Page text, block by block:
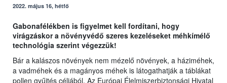
2022. május 16, hétfő
Gabonafélékben is figyelmet kell fordítani, hogy
virágzáskor a növényvédő szeres kezeléseket méhkímélő
technológia szerint végezzük!
Bár a kalászos növények nem mézelő növények, a háziméhek,
a vadméhek és a magányos méhek is látogathatják a táblákat
pollen gyűjtés céljából. Az Európai Élelmiszerbiztonsági Hivatal